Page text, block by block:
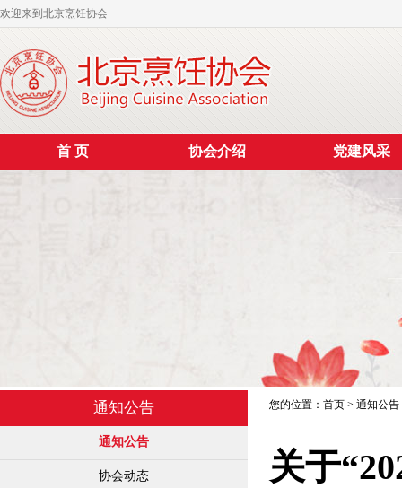
欢迎来到北京烹饪协会
首 页 协会介绍 党建风采
通知公告
通知公告
协会动态
您的位置： 首页 > 通知公告
关于